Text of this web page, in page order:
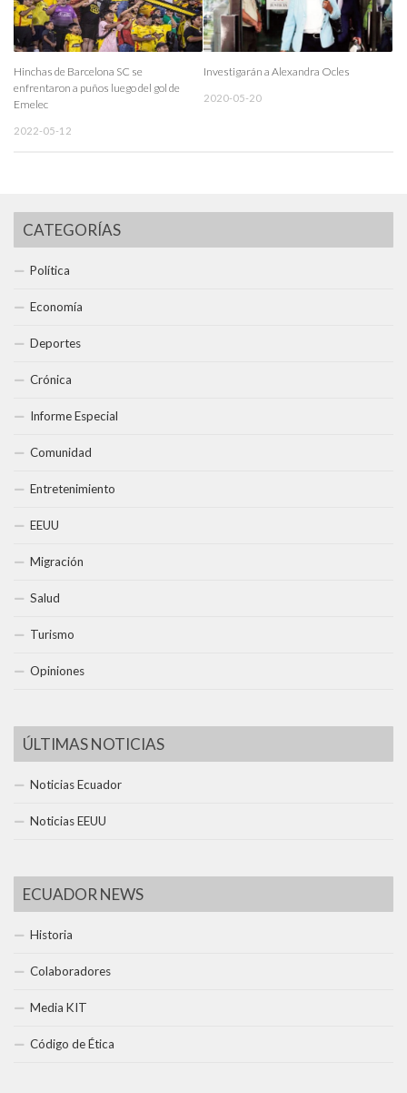
Hinchas de Barcelona SC se
enfrentaron a puños luego del gol de
Emelec
2022-05-12
Investigarán a Alexandra Ocles
2020-05-20
CATEGORÍAS
Política
Economía
Deportes
Crónica
Informe Especial
Comunidad
Entretenimiento
EEUU
Migración
Salud
Turismo
Opiniones
ÚLTIMAS NOTICIAS
Noticias Ecuador
Noticias EEUU
ECUADOR NEWS
Historia
Colaboradores
Media KIT
Código de Ética